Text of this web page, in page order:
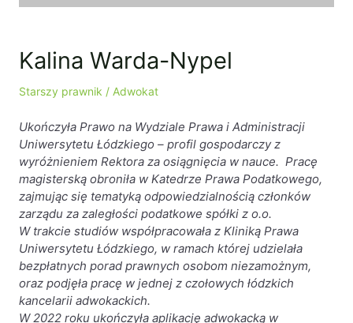
Spółki zagraniczne – wsparcie
Obsługa korporacyjna
Bieżące doradztwo prawne
Bieżące doradztwo prawne dla spółek z
branży IT
Doradztwo podatkowe
Likwidacje i upadłości spółek
Modelowanie i optymalizacja działalności IT
Przekształcenia spółek
Przygotowywanie umów w obrocie
międzynarodowym
Kalina Warda-Nypel
Starszy prawnik / Adwokat
Ukończyła Prawo na Wydziale Prawa i Administracji
Uniwersytetu Łódzkiego – profil gospodarczy z
wyróżnieniem Rektora za osiągnięcia w nauce. Pracę
magisterską obroniła w Katedrze Prawa Podatkowego,
zajmując się tematyką odpowiedzialnością członków
zarządu za zaległości podatkowe spółki z o.o.
W trakcie studiów współpracowała z Kliniką Prawa
Uniwersytetu Łódzkiego, w ramach której udzielała
bezpłatnych porad prawnych osobom niezamożnym,
oraz podjęła pracę w jednej z czołowych łódzkich
kancelarii adwokackich.
W 2022 roku ukończyła aplikację adwokacką w